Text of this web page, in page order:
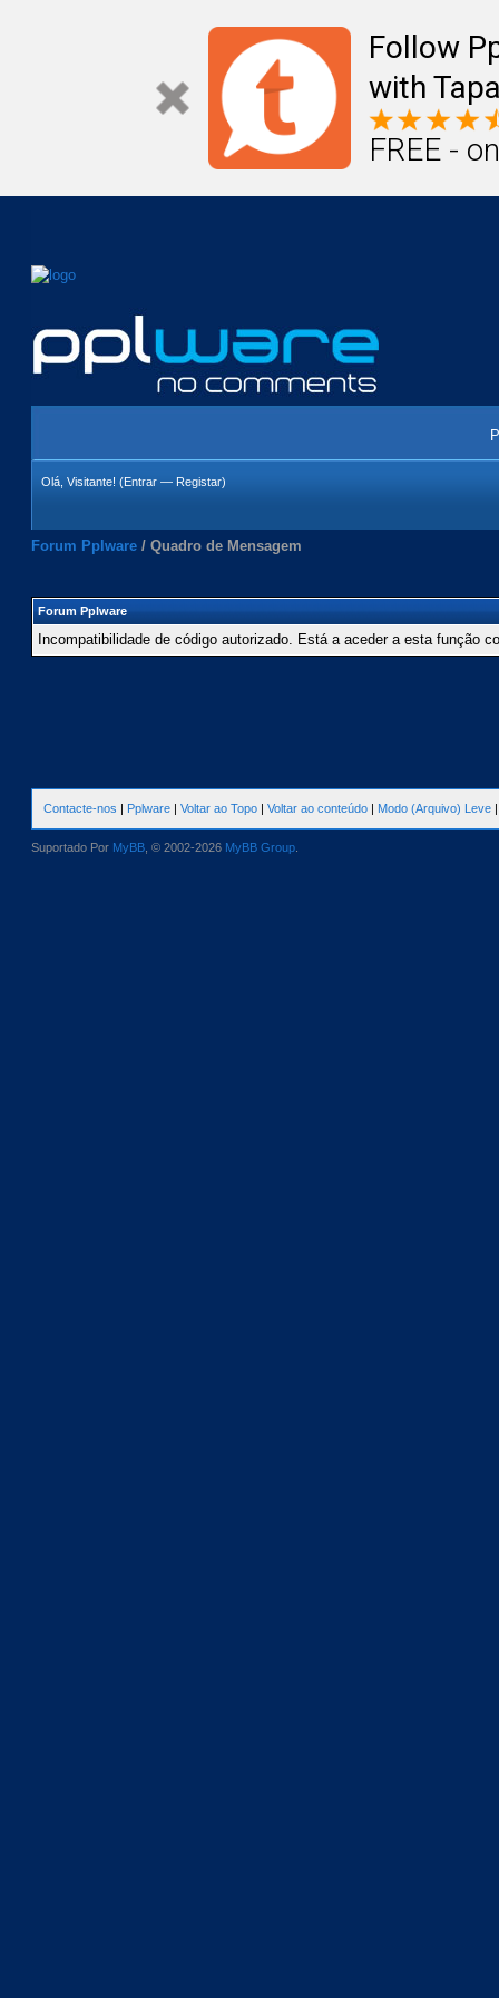
Follow
with
FREE -
Olá, Visitante! (Entrar — Registar)
Forum Pplware / Quadro de Mensagem
Forum Pplware
Incompatibilidade de código autorizado. Está a aceder a esta função
Contacte-nos | Pplware | Voltar ao Topo | Voltar ao conteúdo | Modo (Arquivo) Leve
Suportado Por MyBB , © 2002-2026 MyBB Group